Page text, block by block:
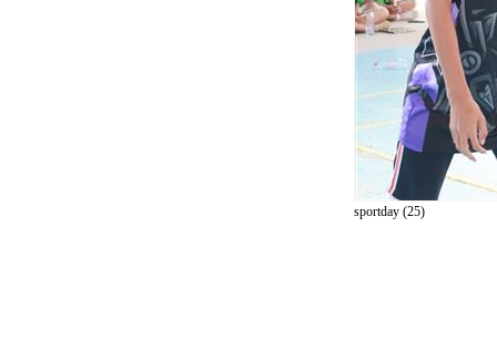
sportday (25)